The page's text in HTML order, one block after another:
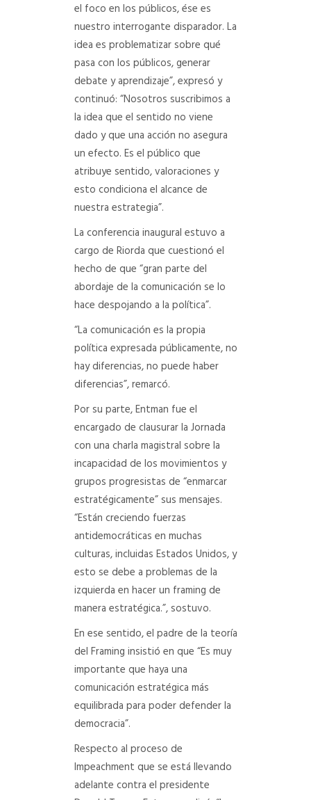
el foco en los públicos, ése es
nuestro interrogante disparador. La
idea es problematizar sobre qué
pasa con los públicos, generar
debate y aprendizaje”, expresó y
continuó: “Nosotros suscribimos a
la idea que el sentido no viene
dado y que una acción no asegura
un efecto. Es el público que
atribuye sentido, valoraciones y
esto condiciona el alcance de
nuestra estrategia”.
La conferencia inaugural estuvo a
cargo de Riorda que cuestionó el
hecho de que “gran parte del
abordaje de la comunicación se lo
hace despojando a la política”.
“La comunicación es la propia
política expresada públicamente, no
hay diferencias, no puede haber
diferencias”, remarcó.
Por su parte, Entman fue el
encargado de clausurar la Jornada
con una charla magistral sobre la
incapacidad de los movimientos y
grupos progresistas de “enmarcar
estratégicamente” sus mensajes.
“Están creciendo fuerzas
antidemocráticas en muchas
culturas, incluidas Estados Unidos, y
esto se debe a problemas de la
izquierda en hacer un framing de
manera estratégica.”, sostuvo.
En ese sentido, el padre de la teoría
del Framing insistió en que “Es muy
importante que haya una
comunicación estratégica más
equilibrada para poder defender la
democracia”.
Respecto al proceso de
Impeachment que se está llevando
adelante contra el presidente